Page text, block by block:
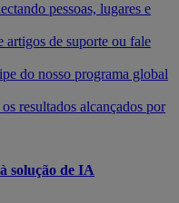
pessoas, lugares e
artigos de suporte ou fale
do nosso programa global
resultados alcançados por
solução de IA